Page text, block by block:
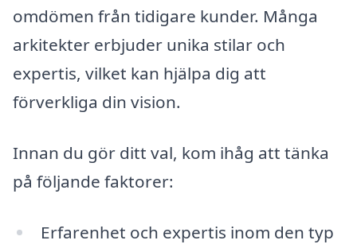
omdömen från tidigare kunder. Många
arkitekter erbjuder unika stilar och
expertis, vilket kan hjälpa dig att
förverkliga din vision.
Innan du gör ditt val, kom ihåg att tänka
på följande faktorer:
Erfarenhet och expertis inom den typ